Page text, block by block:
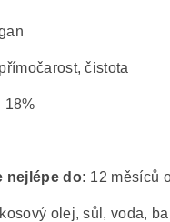
přímočarost, čistota
18%
nejlépe do: 12 měsíců
olej, sůl, voda,